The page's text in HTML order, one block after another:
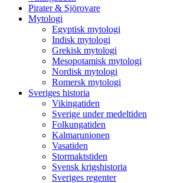
Pirater & Sjörovare
Mytologi
Egyptisk mytologi
Indisk mytologi
Grekisk mytologi
Mesopotamisk mytologi
Nordisk mytologi
Romersk mytologi
Sveriges historia
Vikingatiden
Sverige under medeltiden
Folkungatiden
Kalmarunionen
Vasatiden
Stormaktstiden
Svensk krigshistoria
Sveriges regenter